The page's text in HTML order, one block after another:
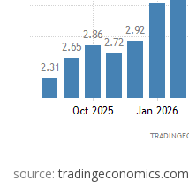
source:tradingeconomics.com